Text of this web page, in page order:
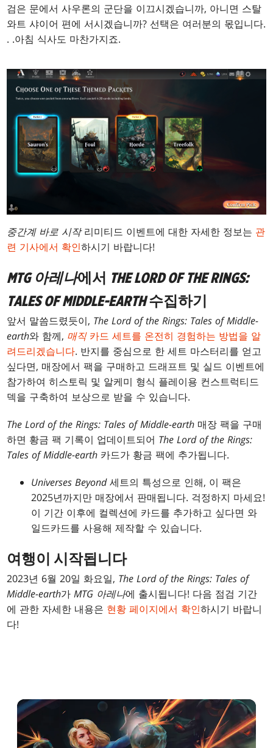
검은 문에서 사우론의 군단을 이끄시겠습니까, 아니면 스탈
와트 샤이어 편에 서시겠습니까? 선택은 여러분의 몫입니다.
. .아침 식사도 마찬가지죠.
중간계 바로 시작리미티드 이벤트에 대한 자세한 정보는 관
련 기사에서 확인하시기 바랍니다!
MTG 아레나에서 THE LORD OF THE RINGS:
TALES OF MIDDLE-EARTH수집하기
앞서 말씀드렸듯이, The Lord of the Rings: Tales of Middle-
earth와 함께, 매직 카드 세트를 온전히 경험하는 방법을 알
려드리겠습니다. 반지를 중심으로 한 세트 마스터리를 얻고
싶다면, 매장에서 팩을 구매하고 드래프트 및 실드 이벤트에
참가하여 히스토릭 및 알케미 형식 플레이용 컨스트럭티드
덱을 구축하여 보상으로 받을 수 있습니다.
The Lord of the Rings: Tales of Middle-earth 매장 팩을 구매
하면 황금 팩 기록이 업데이트되어 The Lord of the Rings:
Tales of Middle-earth 카드가 황금 팩에 추가됩니다.
Universes Beyond세트의 특성으로 인해, 이 팩은
2025년까지만 매장에서 판매됩니다. 걱정하지 마세요!
이 기간 이후에 컬렉션에 카드를 추가하고 싶다면 와
일드카드를 사용해 제작할 수 있습니다.
여행이 시작됩니다
2023년 6월 20일 화요일, The Lord of the Rings: Tales of
Middle-earth가MTG 아레나에 출시됩니다! 다음 점검 기간
에 관한 자세한 내용은 현황 페이지에서 확인하시기 바랍니
다!